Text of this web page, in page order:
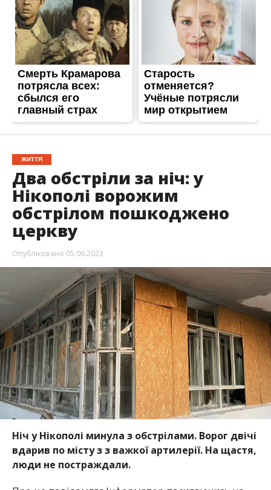
ЖИТТЯ
Два обстріли за ніч: у
Нікополі ворожим
обстрілом пошкоджено
церкву
Опубліковано 05.06.2023
Ніч у Нікополі минула з обстрілами. Ворог двічі
вдарив по місту з з важкої артилерії. На щастя,
люди не постраждали.